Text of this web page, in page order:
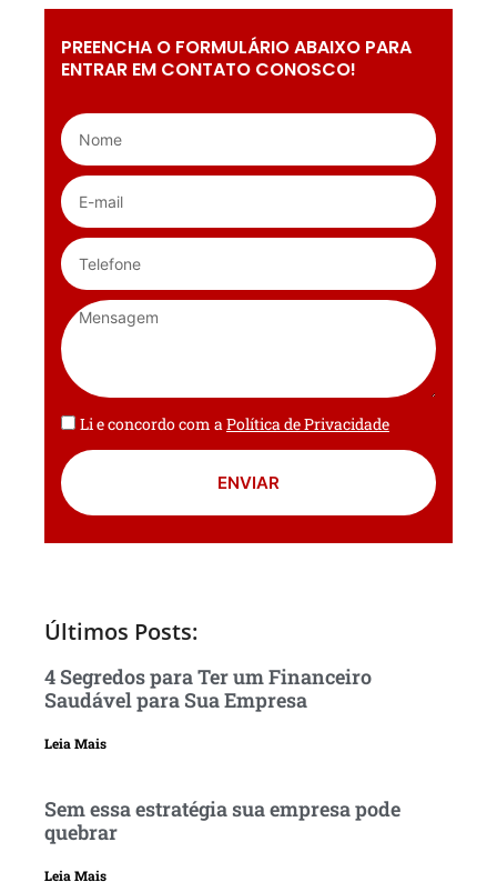
PREENCHA O FORMULÁRIO ABAIXO PARA
ENTRAR EM CONTATO CONOSCO!
Li e concordo com a Política de Privacidade
ENVIAR
Últimos Posts:
4 Segredos para Ter um Financeiro
Saudável para Sua Empresa
Leia Mais
Sem essa estratégia sua empresa pode
quebrar
Leia Mais